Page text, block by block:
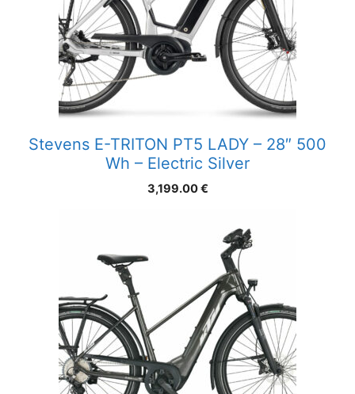
Stevens E-TRITON PT5 LADY – 28″ 500
Wh – Electric Silver
3,199.00€